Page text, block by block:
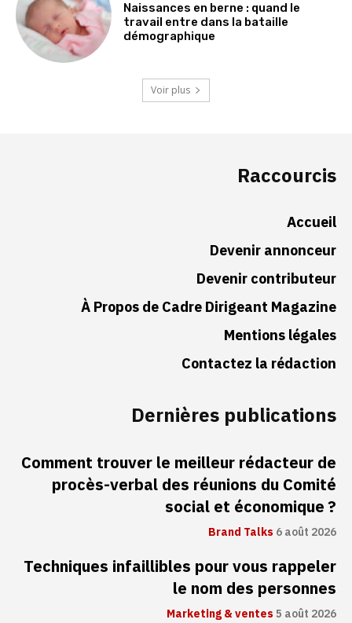
Naissances en berne : quand le
travail entre dans la bataille
démographique
Voir plus
Raccourcis
Accueil
Devenir annonceur
Devenir contributeur
À Propos de Cadre Dirigeant Magazine
Mentions légales
Contactez la rédaction
Dernières publications
Comment trouver le meilleur rédacteur de
procès-verbal des réunions du Comité
social et économique ?
Brand Talks6 août 2026
Techniques infaillibles pour vous rappeler
le nom des personnes
Marketing & ventes5 août 2026